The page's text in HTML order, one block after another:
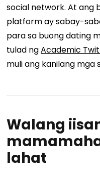
social network. At ang
platform ay sabay-
para sa buong dating
tulad ngAcademic
muli ang kanilang mga
Walang
lahat